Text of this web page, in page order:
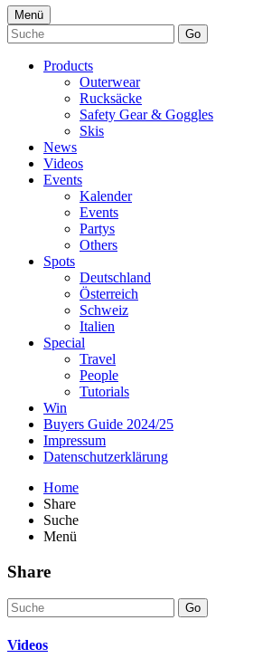
Menü
Go
Products
Outerwear
Rucksäcke
Safety Gear & Goggles
Skis
News
Videos
Events
Kalender
Events
Partys
Others
Spots
Deutschland
Österreich
Schweiz
Italien
Special
Travel
People
Tutorials
Win
Buyers Guide 2024/25
Impressum
Datenschutzerklärung
Home
Share
Suche
Menü
Share
Go
Videos